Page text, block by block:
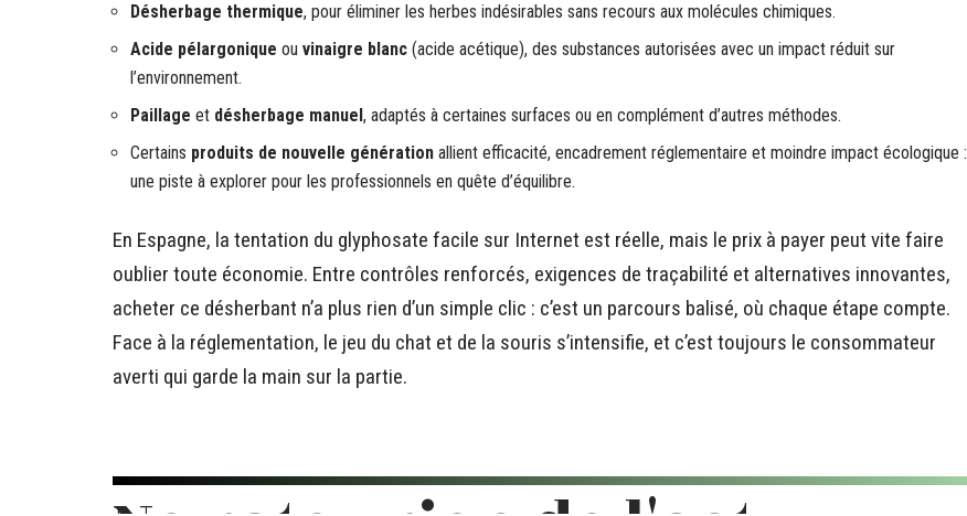
Désherbage thermique, pour éliminer les herbes indésirables sans recours aux molécules chimiques.
Acide pélargonique ou vinaigre blanc (acide acétique), des substances autorisées avec un impact réduit sur
l’environnement.
Paillage et désherbage manuel, adaptés à certaines surfaces ou en complément d’autres méthodes.
Certains produits de nouvelle génération allient efficacité, encadrement réglementaire et moindre impact écologique :
une piste à explorer pour les professionnels en quête d’équilibre.
En Espagne, la tentation du glyphosate facile sur Internet est réelle, mais le prix à payer peut vite faire
oublier toute économie. Entre contrôles renforcés, exigences de traçabilité et alternatives innovantes,
acheter ce désherbant n’a plus rien d’un simple clic : c’est un parcours balisé, où chaque étape compte.
Face à la réglementation, le jeu du chat et de la souris s’intensifie, et c’est toujours le consommateur
averti qui garde la main sur la partie.